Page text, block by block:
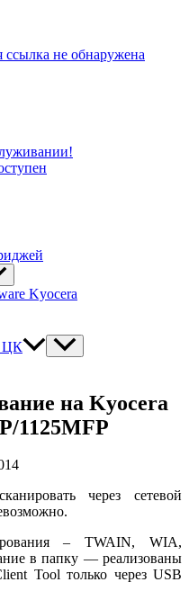
ссылка не обнаружена
Kyocera
ЦК
на Kyocera
1125MFP
через сетевой
– TWAIN, WIA,
в папку — реализованы
Tool только через USB